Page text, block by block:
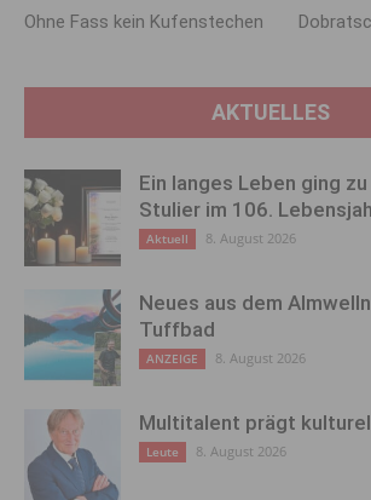
Ohne Fass kein Kufenstechen
AKTUELLES
Ein langes Leben ging zu
Stulier im 106.
Aktuell 8. August 2026
Neues aus dem
Tuffbad
ANZEIGE 8. August 2026
Multitalent prägt
Leute 8. August 2026